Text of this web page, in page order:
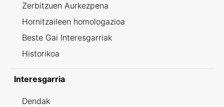
Zerbitzuen Aurkezpena
Hornitzaileen homologazioa
Beste Gai Interesgarriak
Historikoa
Interesgarria
Dendak